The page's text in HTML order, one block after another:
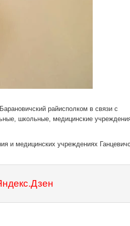
райисполком в связи с
школьные, медицинские
и медицинских учреждениях